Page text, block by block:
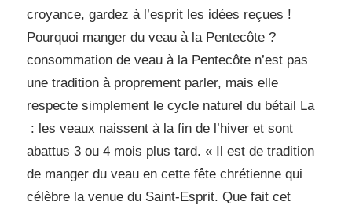
croyance, gardez à l’esprit les idées reçues !
Pourquoi manger du veau à la Pentecôte ?
consommation de veau à la Pentecôte n’est pas
une tradition à proprement parler, mais elle
respecte simplement le cycle naturel du bétail La
: les veaux naissent à la fin de l’hiver et sont
abattus 3 ou 4 mois plus tard. « Il est de tradition
de manger du veau en cette fête chrétienne qui
célèbre la venue du Saint-Esprit. Que fait cet